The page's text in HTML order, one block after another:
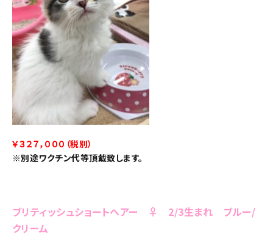
￥３２７，０００（税別）
※別途ワクチン代等頂戴致します。
ブリティッシュショートヘアー ♀ 2/3生まれ ブルー/
クリーム